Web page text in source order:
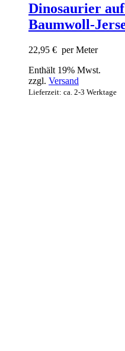
Dinosaurier
Baumwoll-
22,95 € per Meter
Enthält 19% Mwst.
zzgl. Versand
Lieferzeit: ca. 2-3 Werktage